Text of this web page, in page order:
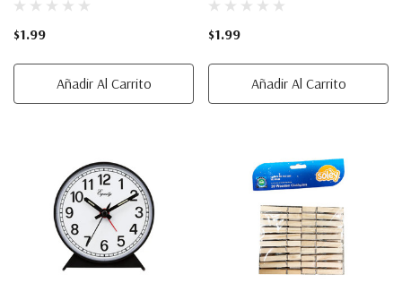
$1.99
Añadir Al Carrito
$1.99
Añadir Al Carrito